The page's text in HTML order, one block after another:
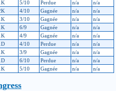
5/10 Perdue n/a
n/a
4/10 Gagnée n/a
n/a
3/10 Gagnée n/a
n/a
6/9 Gagnée n/a
n/a
4/9 Gagnée n/a
n/a
4/10 Perdue n/a
n/a
3/9 Gagnée n/a
n/a
6/10 Perdue n/a
n/a
5/10 Gagnée n/a n/a